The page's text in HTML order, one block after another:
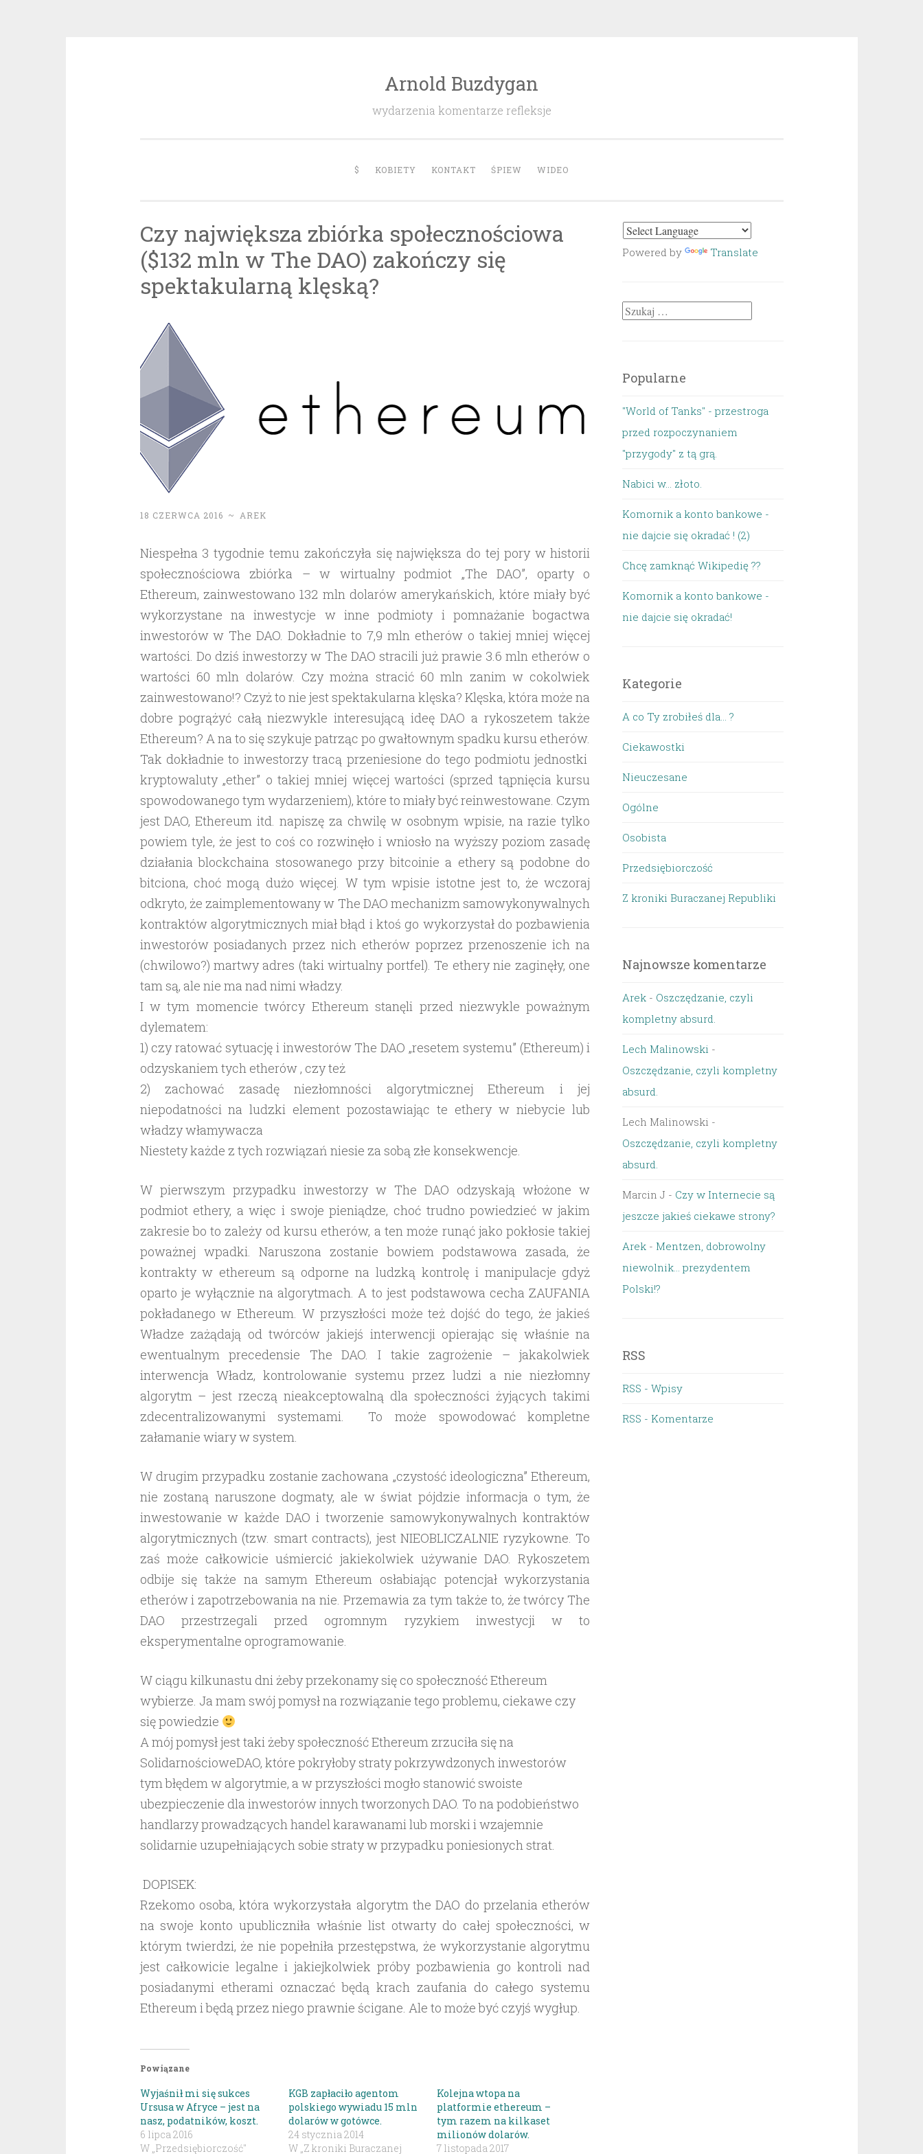
Arnold Buzdygan
wydarzenia komentarze refleksje
$ KOBIETY KONTAKT ŚPIEW WIDEO
Czy największa zbiórka społecznościowa
($132 mln w The DAO) zakończy się
spektakularną klęską?
18 CZERWCA 2016 ~ AREK
Niespełna 3 tygodnie temu zakończyła się największa do tej pory w historii
społecznościowa zbiórka – w wirtualny podmiot „The DAO”, oparty o
Ethereum, zainwestowano 132 mln dolarów amerykańskich, które miały być
wykorzystane na inwestycje w inne podmioty i pomnażanie bogactwa
inwestorów w The DAO. Dokładnie to 7,9 mln etherów o takiej mniej więcej
wartości. Do dziś inwestorzy w The DAO stracili już prawie 3.6 mln etherów o
wartości 60 mln dolarów. Czy można stracić 60 mln zanim w cokolwiek
zainwestowano!? Czyż to nie jest spektakularna klęska? Klęska, która może na
dobre pogrążyć całą niezwykle interesującą ideę DAO a rykoszetem także
Ethereum? A na to się szykuje patrząc po gwałtownym spadku kursu etherów.
Tak dokładnie to inwestorzy tracą przeniesione do tego podmiotu jednostki
kryptowaluty „ether” o takiej mniej więcej wartości (sprzed tąpnięcia kursu
spowodowanego tym wydarzeniem), które to miały być reinwestowane. Czym
jest DAO, Ethereum itd. napiszę za chwilę w osobnym wpisie, na razie tylko
powiem tyle, że jest to coś co rozwinęło i wniosło na wyższy poziom zasadę
działania blockchaina stosowanego przy bitcoinie a ethery są podobne do
bitciona, choć mogą dużo więcej. W tym wpisie istotne jest to, że wczoraj
odkryto, że zaimplementowany w The DAO mechanizm samowykonywalnych
kontraktów algorytmicznych miał błąd i ktoś go wykorzystał do pozbawienia
inwestorów posiadanych przez nich etherów poprzez przenoszenie ich na
(chwilowo?) martwy adres (taki wirtualny portfel). Te ethery nie zaginęły, one
tam są, ale nie ma nad nimi władzy.
I w tym momencie twórcy Ethereum stanęli przed niezwykle poważnym
dylematem:
1) czy ratować sytuację i inwestorów The DAO „resetem systemu” (Ethereum) i
odzyskaniem tych etherów , czy też
2) zachować zasadę niezłomności algorytmicznej Ethereum i jej
niepodatności na ludzki element pozostawiając te ethery w niebycie lub
władzy włamywacza
Niestety każde z tych rozwiązań niesie za sobą złe konsekwencje.
W pierwszym przypadku inwestorzy w The DAO odzyskają włożone w
podmiot ethery, a więc i swoje pieniądze, choć trudno powiedzieć w jakim
zakresie bo to zależy od kursu etherów, a ten może runąć jako pokłosie takiej
poważnej wpadki. Naruszona zostanie bowiem podstawowa zasada, że
kontrakty w ethereum są odporne na ludzką kontrolę i manipulacje gdyż
oparto je wyłącznie na algorytmach. A to jest podstawowa cecha ZAUFANIA
pokładanego w Ethereum. W przyszłości może też dojść do tego, że jakieś
Władze zażądają od twórców jakiejś interwencji opierając się właśnie na
ewentualnym precedensie The DAO. I takie zagrożenie – jakakolwiek
interwencja Władz, kontrolowanie systemu przez ludzi a nie niezłomny
algorytm – jest rzeczą nieakceptowalną dla społeczności żyjących takimi
zdecentralizowanymi systemami. To może spowodować kompletne
załamanie wiary w system.
W drugim przypadku zostanie zachowana „czystość ideologiczna” Ethereum,
nie zostaną naruszone dogmaty, ale w świat pójdzie informacja o tym, że
inwestowanie w każde DAO i tworzenie samowykonywalnych kontraktów
algorytmicznych (tzw. smart contracts), jest NIEOBLICZALNIE ryzykowne. To
zaś może całkowicie uśmiercić jakiekolwiek używanie DAO. Rykoszetem
odbije się także na samym Ethereum osłabiając potencjał wykorzystania
etherów i zapotrzebowania na nie. Przemawia za tym także to, że twórcy The
DAO przestrzegali przed ogromnym ryzykiem inwestycji w to
eksperymentalne oprogramowanie.
W ciągu kilkunastu dni żeby przekonamy się co społeczność Ethereum
wybierze. Ja mam swój pomysł na rozwiązanie tego problemu, ciekawe czy
się powiedzie
A mój pomysł jest taki żeby społeczność Ethereum zrzuciła się na
SolidarnościoweDAO, które pokryłoby straty pokrzywdzonych inwestorów
tym błędem w algorytmie, a w przyszłości mogło stanowić swoiste
ubezpieczenie dla inwestorów innych tworzonych DAO. To na podobieństwo
handlarzy prowadzących handel karawanami lub morski i wzajemnie
solidarnie uzupełniających sobie straty w przypadku poniesionych strat.
DOPISEK:
Rzekomo osoba, która wykorzystała algorytm the DAO do przelania etherów
na swoje konto upubliczniła właśnie list otwarty do całej społeczności, w
którym twierdzi, że nie popełniła przestępstwa, że wykorzystanie algorytmu
jest całkowicie legalne i jakiejkolwiek próby pozbawienia go kontroli nad
posiadanymi etherami oznaczać będą krach zaufania do całego systemu
Ethereum i będą przez niego prawnie ścigane. Ale to może być czyjś wygłup.
Powiązane
Wyjaśnił mi się sukces
Ursusa w Afryce – jest na
nasz, podatników, koszt.
6 lipca 2016
W „Przedsiębiorczość"
KGB zapłaciło agentom
polskiego wywiadu 15 mln
dolarów w gotówce.
24 stycznia 2014
W „Z kroniki Buraczanej
Kolejna wtopa na
platformie ethereum –
tym razem na kilkaset
milionów dolarów.
7 listopada 2017
Powered by Translate
Szukaj:
Popularne
"World of Tanks" - przestroga
przed rozpoczynaniem
"przygody" z tą grą.
Nabici w... złoto.
Komornik a konto bankowe -
nie dajcie się okradać ! (2)
Chcę zamknąć Wikipedię ??
Komornik a konto bankowe -
nie dajcie się okradać!
Kategorie
A co Ty zrobiłeś dla… ?
Ciekawostki
Nieuczesane
Ogólne
Osobista
Przedsiębiorczość
Z kroniki Buraczanej Republiki
Najnowsze komentarze
Arek - Oszczędzanie, czyli
kompletny absurd.
Lech Malinowski -
Oszczędzanie, czyli kompletny
absurd.
Lech Malinowski -
Oszczędzanie, czyli kompletny
absurd.
Marcin J - Czy w Internecie są
jeszcze jakieś ciekawe strony?
Arek - Mentzen, dobrowolny
niewolnik… prezydentem
Polski!?
RSS
RSS - Wpisy
RSS - Komentarze